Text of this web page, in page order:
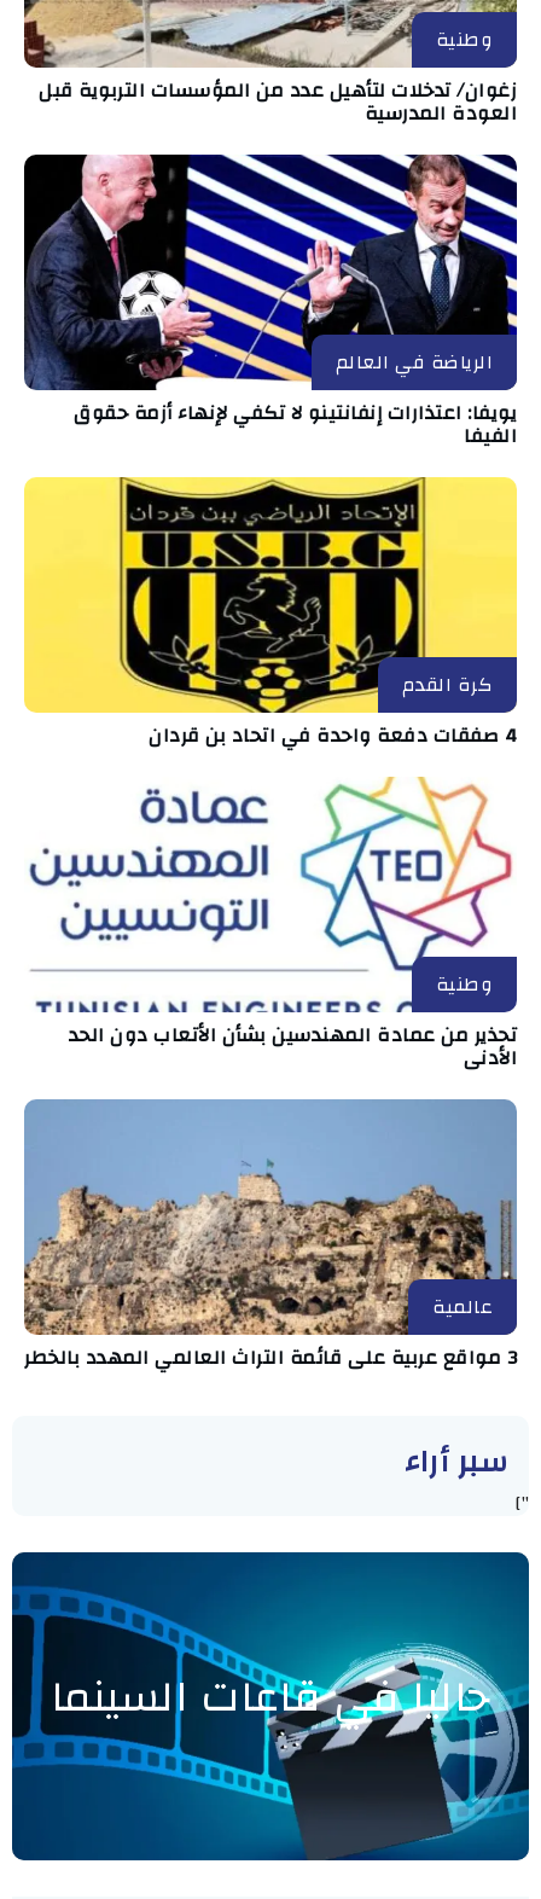
وطنية
زغوان/ تدخلات لتأهيل عدد من المؤسسات التربوية قبل
العودة المدرسية
الرياضة في العالم
يويفا: اعتذارات إنفانتينو لا تكفي لإنهاء أزمة حقوق
الفيفا
كرة القدم
4 صفقات دفعة واحدة في اتحاد بن قردان
وطنية
تحذير من عمادة المهندسين بشأن الأتعاب دون الحد
الأدنى
عالمية
3 مواقع عربية على قائمة التراث العالمي المهدد بالخطر
سبر أراء
"]
حاليا في قاعات السينما